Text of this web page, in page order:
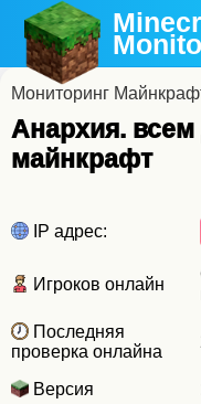
Мониторинг
Анархия. всем
майнкрафт
IP адрес:
Игроков онлайн
Последняя
проверка онлайна
Версия